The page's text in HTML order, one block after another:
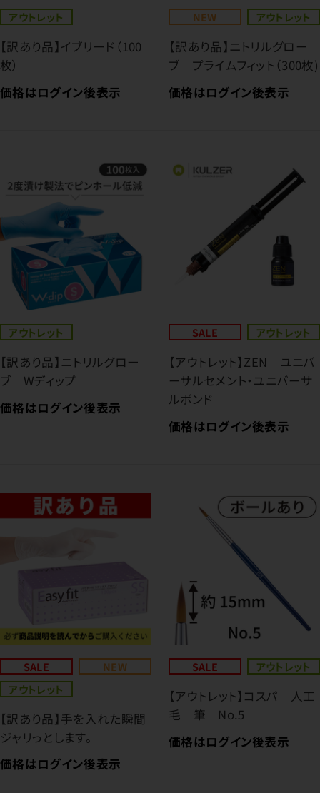
アウトレット
【訳あり品】イブリード（100
枚）
価格はログイン後表示
NEW アウトレット
【訳あり品】ニトリルグロー
ブ プライムフィット（300枚)
価格はログイン後表示
アウトレット
【訳あり品】ニトリルグロー
ブ Wディップ
価格はログイン後表示
SALE アウトレット
【アウトレット】ZEN ユニバ
ーサルセメント・ユニバーサ
ルボンド
価格はログイン後表示
SALE
NEW
アウトレット
【訳あり品】手を入れた瞬間
ジャリっとします。
価格はログイン後表示
SALE アウトレット
【アウトレット】コスパ 人工
毛 筆 No.5
価格はログイン後表示